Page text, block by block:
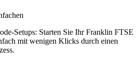
Setups: Starten Sie Ihr Franklin FTSE
mit wenigen Klicks durch einen